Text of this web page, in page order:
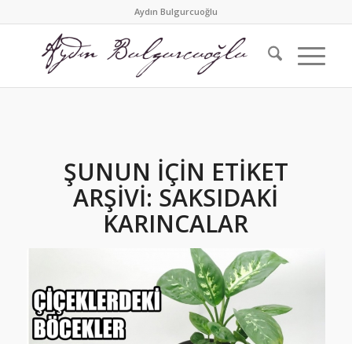
Aydın Bulgurcuoğlu
ŞUNUN IÇIN ETIKET
ARŞIVI: SAKSIDAKI
KARINCALAR